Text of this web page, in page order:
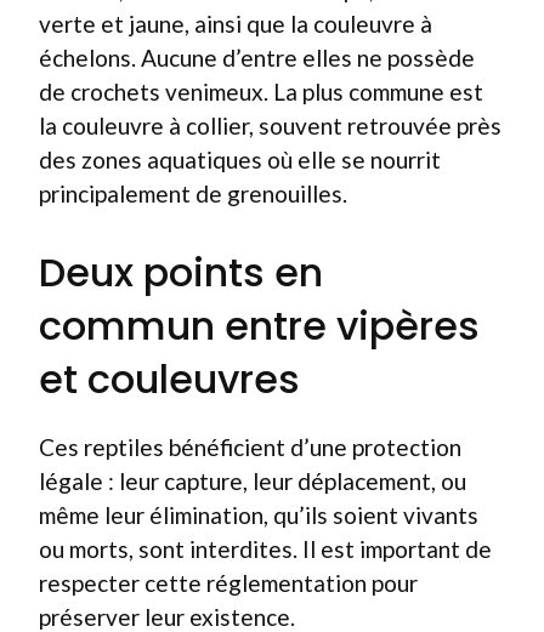
verte et jaune, ainsi que la couleuvre à
échelons. Aucune d’entre elles ne possède
de crochets venimeux. La plus commune est
la couleuvre à collier, souvent retrouvée près
des zones aquatiques où elle se nourrit
principalement de grenouilles.
Deux points en
commun entre vipères
et couleuvres
Ces reptiles bénéficient d’une protection
légale : leur capture, leur déplacement, ou
même leur élimination, qu’ils soient vivants
ou morts, sont interdites. Il est important de
respecter cette réglementation pour
préserver leur existence.